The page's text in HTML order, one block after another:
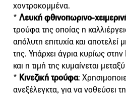
χοντροκομμένα.
* Λευκή φθινοπωρινο-
τρούφα της οποίας η
απόλυτη επιτυχία και αποτελεί
της. Υπάρχει άγρια κυρίως στην
και η τιμή της κυμαίνεται
* Κινεζική τρούφα:
ανεξέλεγκτα, για να νοθεύσει